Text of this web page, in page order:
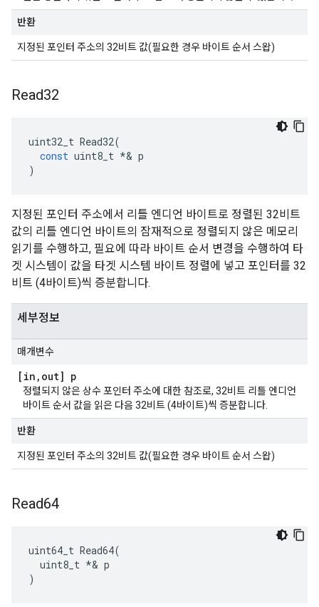
반환
지정된 포인터 주소의 32비트 값(필요한 경우 바이트 순서 스왑)
Read32
uint32_t Read32(
const uint8_t *& p
)
지정된 포인터 주소에서 리틀 엔디언 바이트로 정렬된 32비트
값의 리틀 엔디언 바이트의 잠재적으로 정렬되지 않은 메모리
읽기를 수행하고, 필요에 따라 바이트 순서 변경을 수행하여 타
겟 시스템이 값을 타겟 시스템 바이트 정렬에 넣고 포인터를 32
비트 (4바이트)씩 증분합니다.
세부정보
매개변수
[in , out] p
정렬되지 않은 상수 포인터 주소에 대한 참조로, 32비트 리틀 엔디언
바이트 순서 값을 읽은 다음 32비트 (4바이트)씩 증분합니다.
반환
지정된 포인터 주소의 32비트 값(필요한 경우 바이트 순서 스왑)
Read64
uint64_t Read64(
  uint8_t *& p
)